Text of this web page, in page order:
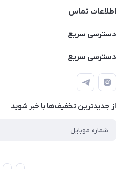
اطلاعات تماس
۰۹۳۵۶۰۴۰۳۶۵
سیمای ورزش
دسترسی سریع
اسکیت فلایینگ ایگل
اسکیت دخترانه
دسترسی سریع
اسکوتر برقی دخترانه
اسکیت روسز
اسکوتر
از جدید‌ترین تخفیف‌ها با‌ خبر شوید